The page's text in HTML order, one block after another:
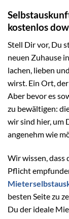
kostenlos
Stell Dir vor, Du
neuen Zuhause
lachen, lieben
wirst. Ein Ort,
Aber bevor es
zu bewältigen:
wir sind hier, um
angenehm wie
Wir wissen, dass
Pflicht
besten Seite zu
Du der ideale